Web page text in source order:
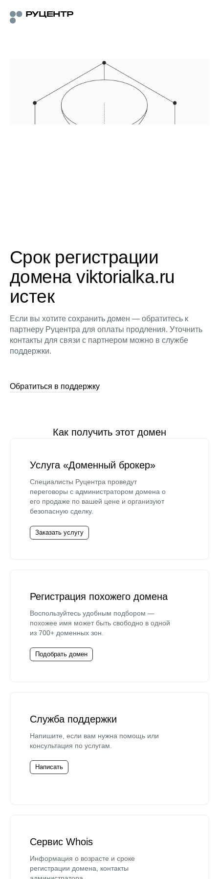
Срок регистрации
домена viktorialka.ru
истек
Если вы хотите сохранить домен — обратитесь к
партнеру Руцентра для оплаты продления. Уточнить
контакты для связи с партнером можно в службе
поддержки.
Обратиться в поддержку
Как получить этот домен
Услуга «Доменный брокер»
Специалисты Руцентра проведут
переговоры с администратором домена о
его продаже по вашей цене и организуют
безопасную сделку.
Заказать услугу
Регистрация похожего домена
Воспользуйтесь удобным подбором —
похожее имя может быть свободно в одной
из 700+ доменных зон.
Подобрать домен
Служба поддержки
Напишите, если вам нужна помощь или
консультация по услугам.
Написать
Сервис Whois
Информация о возрасте и сроке
регистрации домена, контакты